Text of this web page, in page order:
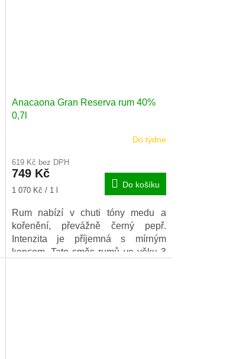
Anacaona Gran Reserva rum 40%
0,7l
Do týdne
619 Kč bez DPH
749 Kč
Měrná
1 070 Kč / 1 l
Do košíku
Rum nabízí v chuti tóny medu a
kořenění, převážně černý pepř.
Intenzita je příjemná s mírným
koncem. Tato směs rumů ve věku 3